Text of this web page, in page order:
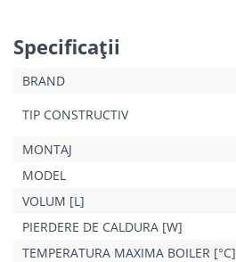
Specificaţii
BRAND
TIP CONSTRUCTIV
MONTAJ
MODEL
VOLUM [L]
PIERDERE DE CALDURA [W]
TEMPERATURA MAXIMA BOILER [°C]